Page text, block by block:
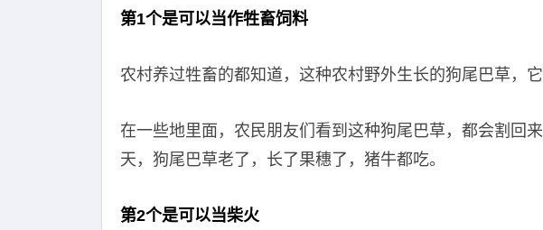
第1个是可以当作牲畜饲料
农村养过牲畜的都知道，这种农村野外生长的狗尾巴草，
在一些地里面，农民朋友们看到这种狗尾巴草，都会割回
天，狗尾巴草老了，长了果穗了，猪牛都吃。
第2个是可以当柴火